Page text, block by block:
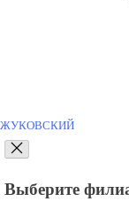
ЖУКОВСКИЙ
Выберите